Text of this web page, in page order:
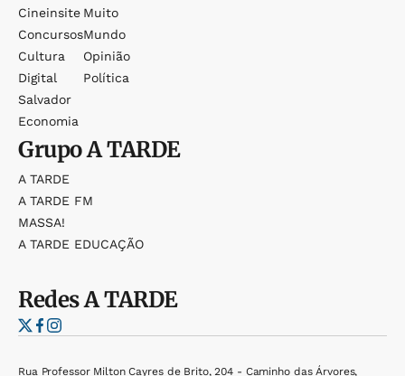
Cineinsite
Concursos
Cultura
Digital
Salvador
Economia
Muito
Mundo
Opinião
Política
GrupoA TARDE
A TARDE
A TARDE FM
MASSA!
A TARDE EDUCAÇÃO
RedesA TARDE
Rua Professor Milton Cayres de Brito, 204 - Caminho das Árvores,